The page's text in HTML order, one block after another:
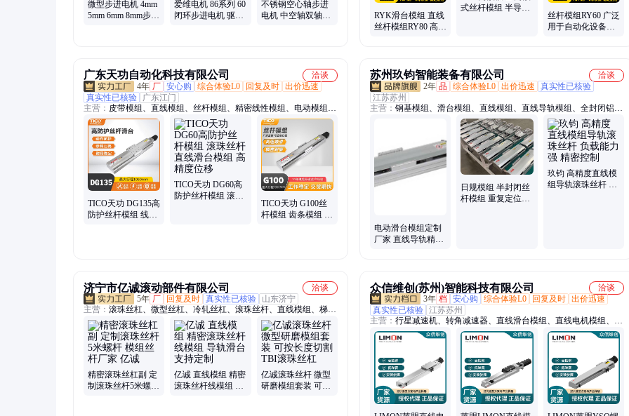
微型步进电机 4mm
5mm 6mm 8mm步进
爱维电机 86系列 60
闭环步进电机 驱动
不锈钢空心轴步进
电机 中空轴双轴内
RYK滑台模组 直线
丝杆模组RY80 高负
式丝杆模组 半导体
丝杆模组RY60 广泛
用于自动化设备精
广东天功自动化科技有限公司
洽谈
4年 厂 安心购 综合体验L0 回复及时 出价迅速
真实性已核验
广东江门
主营： 皮带模组、直线模组、丝杆模组、精密线性模组、电动模组滑
台、数控机械滑台、铝合金直线导轨
TICO天功 DG135高
防护丝杆模组 线性
TICO天功 DG60高
防护丝杆模组 滚珠
TICO天功 G100丝
杆模组 齿条模组 滚
苏州玖钧智能装备有限公司
洽谈
2年 品 综合体验L0 出价迅速
真实性已核验
江苏苏州
主营： 钢基模组、滑台模组、直线模组、直线导轨模组、全封闭铝基
模组、滑台通、工业机器人
电动滑台模组定制
厂家 直线导轨精密
日规模组 半封闭丝
杆模组 重复定位精
玖钧 高精度直线模
组导轨滚珠丝杆 负
济宁市亿诚滚动部件有限公司
洽谈
5年 厂 回复及时 真实性已核验
山东济宁
主营： 滚珠丝杠、微型丝杠、冷轧丝杠、滚珠丝杆、直线模组、梯形
丝杠、丝杠螺母、直线导轨、滚珠螺母、导轨齿条、空心丝杠、直线
导轨副、直线导轴
精密滚珠丝杠副 定
制滚珠丝杆5米螺杆
亿诚 直线模组 精密
滚珠丝杆线模组 导
亿诚滚珠丝杆 微型
研磨模组套装 可按
众信维创(苏州)智能科技有限公司
洽谈
3年 档 安心购 综合体验L0 回复及时 出价迅速
真实性已核验 江苏苏州
主营： 行星减速机、转角减速器、直线滑台模组、直线电机模组、联
轴器、齿轮齿条